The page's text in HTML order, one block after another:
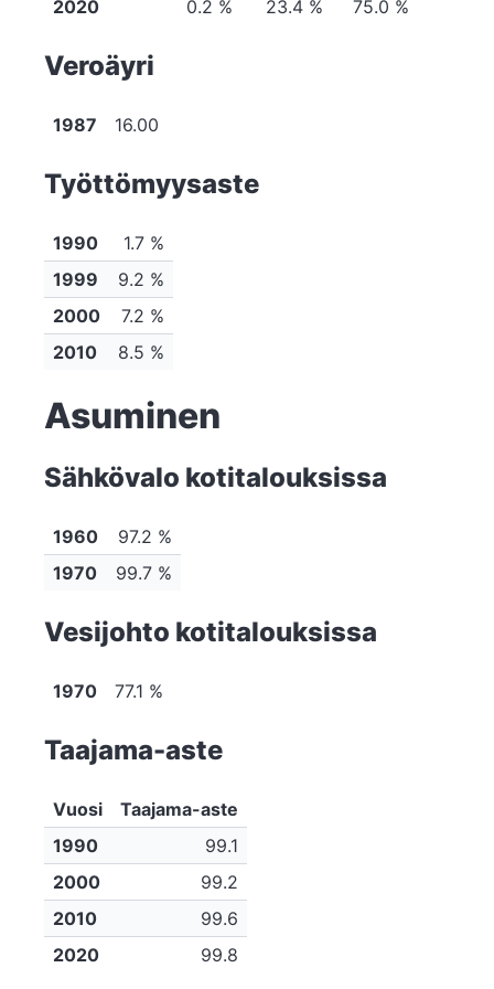
2020 0.2 % 23.4 % 75.0 %
Veroäyri
1987 16.00
Työttömyysaste
1990
1.7 %
1999
9.2 %
2000
7.2 %
2010
8.5 %
Asuminen
Sähkövalo kotitalouksissa
1960
97.2 %
1970
99.7 %
Vesijohto kotitalouksissa
1970 77.1 %
Taajama-aste
Vuosi
Taajama-aste
1990
99.1
2000
99.2
2010
99.6
2020
99.8